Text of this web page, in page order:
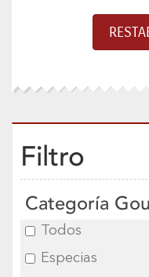
Filtro
Categoría
Todos
Especias